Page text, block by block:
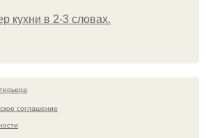
кухни в 2-3 словах.
соглашение